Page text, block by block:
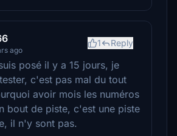
ago
1 Reply
posé il y a 15 jours, je
c'est pas mal du tout
avoir mois les numéros
bout de piste, c'est une piste
il n'y sont pas.